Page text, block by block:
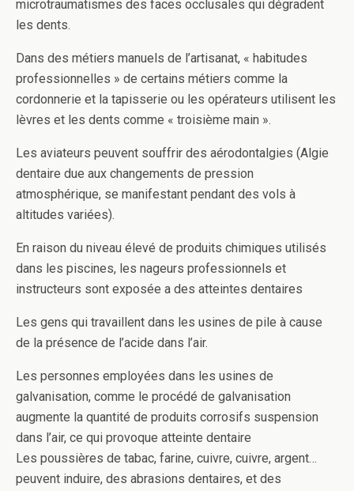
microtraumatismes des faces occlusales qui dégradent
les dents.
Dans des métiers manuels de l’artisanat, « habitudes
professionnelles » de certains métiers comme la
cordonnerie et la tapisserie ou les opérateurs utilisent les
lèvres et les dents comme « troisième main ».
Les aviateurs peuvent souffrir des aérodontalgies (Algie
dentaire due aux changements de pression
atmosphérique, se manifestant pendant des vols à
altitudes variées).
En raison du niveau élevé de produits chimiques utilisés
dans les piscines, les nageurs professionnels et
instructeurs sont exposée a des atteintes dentaires
Les gens qui travaillent dans les usines de pile à cause
de la présence de l’acide dans l’air.
Les personnes employées dans les usines de
galvanisation, comme le procédé de galvanisation
augmente la quantité de produits corrosifs suspension
dans l’air, ce qui provoque atteinte dentaire
Les poussières de tabac, farine, cuivre, cuivre, argent…
peuvent induire, des abrasions dentaires, et des